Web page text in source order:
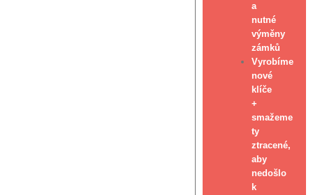
a
nutné
výměny
zámků
Vyrobíme
nové
klíče
+
smažeme
ty
ztracené,
aby
nedošlo
k